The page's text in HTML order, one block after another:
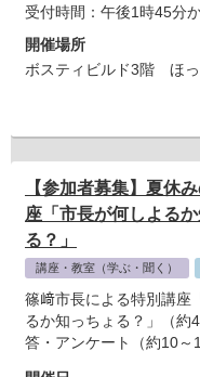
受付時間：午後1時45分
開催場所
ボスティビルド3階 ほっ
【参加者募集】夏休
座「市長が何しよる
る？」
講座・教室（学ぶ・聞く）
篠﨑市長による特別講座
るか知っちょる？」（約
答・アンケート（約10～